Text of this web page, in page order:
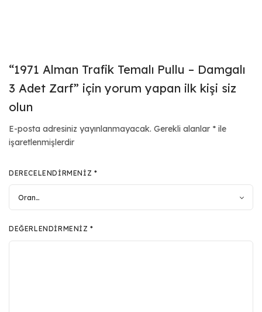
“1971 Alman Trafik Temalı Pullu – Damgalı
3 Adet Zarf” için yorum yapan ilk kişi siz
olun
E-posta adresiniz yayınlanmayacak. Gerekli alanlar * ile
işaretlenmişlerdir
DERECELENDIRMENIZ *
DEĞERLENDIRMENIZ*